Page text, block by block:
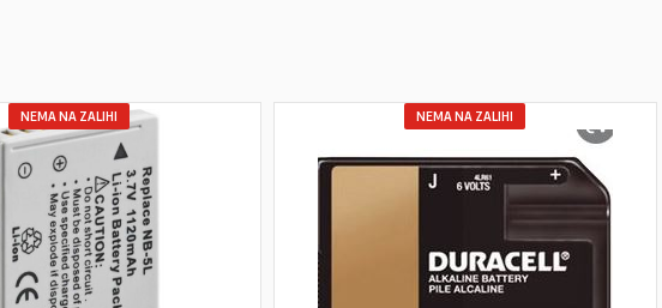
NEMA NA ZALIHI NEMA NA ZALIHI